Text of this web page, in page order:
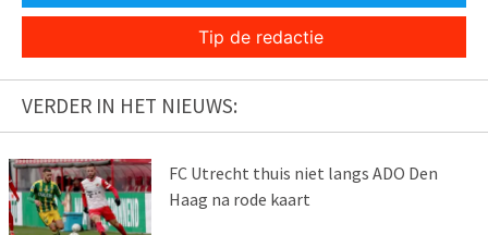
Tip de redactie
VERDER IN HET NIEUWS:
FC Utrecht thuis niet langs ADO Den
Haag na rode kaart